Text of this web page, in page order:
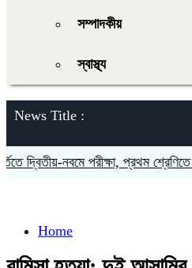
সম্পাদকীয়
স্বাস্থ্য
News Title :
নবমে পরীক্ষা, প্রথম শ্রেণিতে লটারি
Home